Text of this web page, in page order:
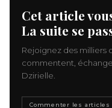
Cet article
La suite se
Rejoignez des milliers
commentent,
Dzirielle.
Commenter les articles